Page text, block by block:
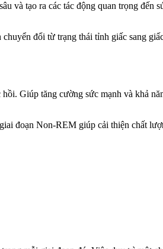
và tạo ra các tác động quan trọng đến
đổi từ trạng thái tỉnh giấc sang
Giúp tăng cường sức mạnh và khả
đoạn Non-REM giúp cải thiện chất